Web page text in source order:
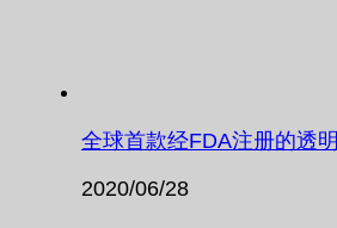
全球首款经FDA注册的透
2020/06/28